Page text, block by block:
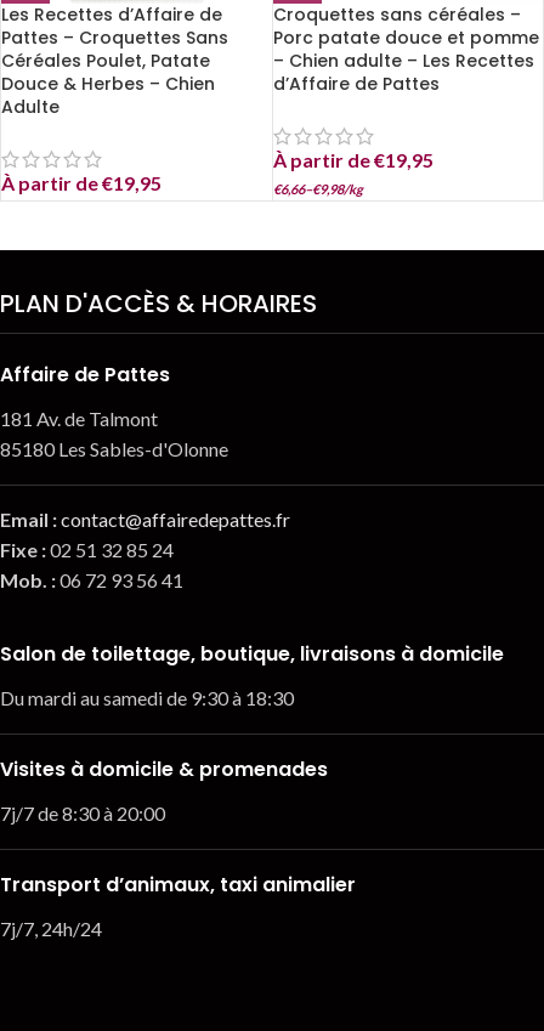
Les Recettes d’Affaire de
Pattes – Croquettes Sans
Céréales Poulet, Patate
Douce & Herbes – Chien
Adulte
À partir de€19,95
Croquettes sans céréales –
Porc patate douce et pomme
– Chien adulte – Les Recettes
d’Affaire de Pattes
À partir de€19,95
€6,66–€9,98/kg
PLAN D'ACCÈS & HORAIRES
Affaire de Pattes
181 Av. de Talmont
85180 Les Sables-d'Olonne
Email :contact@affairedepattes.fr
Fixe :02 51 32 85 24
Mob. :06 72 93 56 41
Salon de toilettage, boutique, livraisons à domicile
Du mardi au samedi de 9:30 à 18:30
Visites à domicile & promenades
7j/7 de 8:30 à 20:00
Transport d’animaux, taxi animalier
7j/7, 24h/24